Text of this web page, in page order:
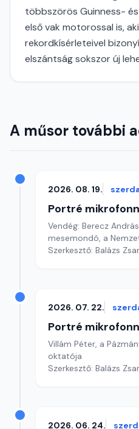
többszörös Guinness-
első vak motorossal is,
rekordkísérleteivel
elszántság sokszor új
A műsor további
2026. 08. 19.
Portré
Vendég: Berecz
mesemondó, a
Szerkesztő: Balázs
2026. 07. 22.
Portré
Villám Péter, a
oktatója
Szerkesztő: Balázs
2026. 06. 24.